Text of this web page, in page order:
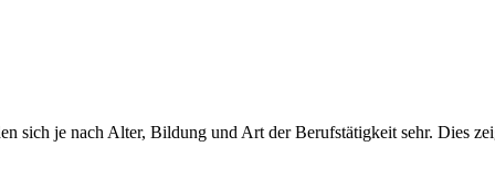
sich je nach Alter, Bildung und Art der Berufstätigkeit sehr. Dies